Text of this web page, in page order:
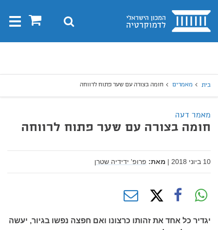
בית 0 חיפוש
בית מאמרים חומה בצורה עם שער פתוח לרווחה
מאמר דעה
חומה בצורה עם שער פתוח לרווחה
10 ביוני 2018 | מאת: פרופ' ידידיה שטרן
יגדיר כל אחד את זהותו כרצונו ואם חפצה נפשו בגיור, יעשה